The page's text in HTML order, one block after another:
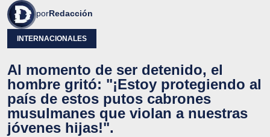
porRedacción
INTERNACIONALES
Al momento de ser detenido, el
hombre gritó: "¡Estoy protegiendo al
país de estos putos cabrones
musulmanes que violan a nuestras
jóvenes hijas!".